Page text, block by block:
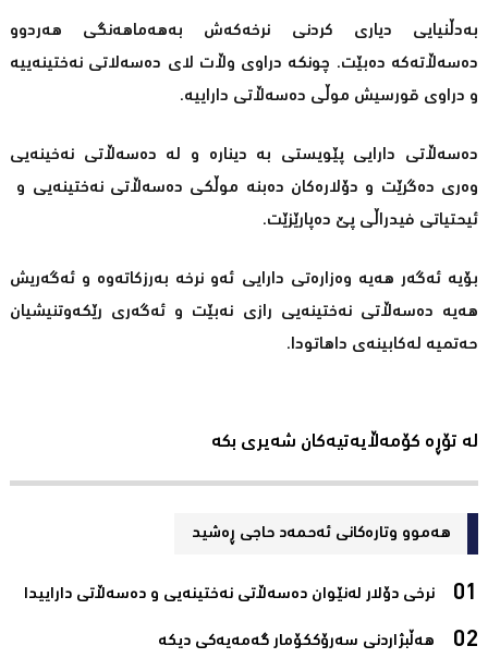
بەدڵنیایی دیاری کردنی نرخەکەش بەهەماهەنگی هەردوو
دەسەڵاتەکە دەبێت. چونکە دراوی وڵات لای دەسەلاتی نەختینەییە
و دراوی قورسیش موڵی دەسەڵاتی داراییە.
دەسەڵاتی دارایی پێویستی بە دینارە و لە دەسەڵاتی نەخینەیی
وەری دەگرێت و دۆلارەکان دەبنە موڵکی دەسەڵاتی نەختینەیی و
ئیحتیاتی فیدراڵی پێ دەپارێزێت.
بۆیە ئەگەر هەیە وەزارەتی دارایی ئەو نرخە بەرزکاتەوە و ئەگەریش
هەیە دەسەڵاتی نەختینەیی رازی نەبێت و ئەگەری رێکەوتنیشیان
حەتمیە لەکابینەی داهاتودا.
لە تۆڕە کۆمەڵایەتیەکان شەیری بکە
هەموو وتارەکانی ئه‌حمه‌د حاجی ڕه‌شید
نرخی دۆلار لەنێوان دەسەڵاتی نەختینەیی و دەسەڵاتی داراییدا‌
هەڵبژاردنی سەرۆککۆمار گەمەیەکی دیکە‌